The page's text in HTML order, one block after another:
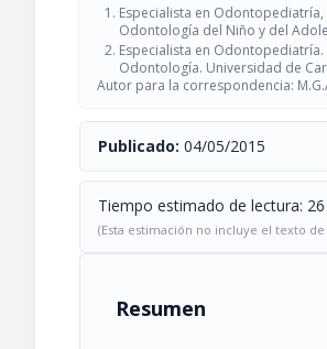
Especialista en
Odontología del Niño y del
Especialista en
Odontología. Universidad de
Autor para la correspondencia:
Publicado: 04/05/2015
Tiempo estimado de lectura:
(Esta estimación no incluye el texto
Resumen